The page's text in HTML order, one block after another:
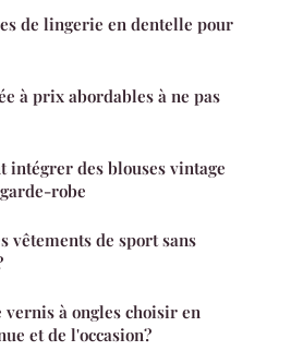
de lingerie en dentelle pour
à prix abordables à ne pas
intégrer des blouses vintage
robe
vêtements de sport sans
à ongles choisir en
et de l'occasion?